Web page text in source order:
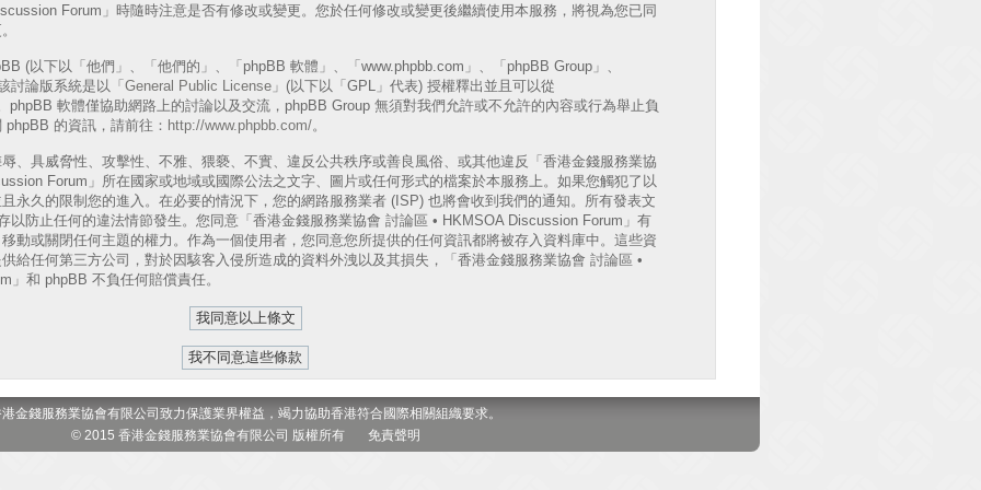
Forum」時隨時注意是否有修改或變更。您於任何修改或變更後繼續使用本服務，將視為您已同
(以下以「他們」、「他們的」、「phpBB 軟體」、「www.phpbb.com」、「phpBB Group」、
討論版系統是以「 General Public License」(以下以「GPL」代表) 授權釋出並且可以從
phpBB 軟體僅協助網路上的討論以及交流，phpBB Group 無須對我們允許或不允許的內容或行為舉止負
的資訊，請前往： http://www.phpbb.com/。
、具威脅性、攻擊性、不雅、猥褻、不實、違反公共秩序或善良風俗、或其他違反「香港金錢服務業協
Forum」所在國家或地域或國際公法之文字、圖片或任何形式的檔案於本服務上。如果您觸犯了以
永久的限制您的進入。在必要的情況下，您的網路服務業者 (ISP) 也將會收到我們的通知。所有發表文
以防止任何的違法情節發生。您同意「香港金錢服務業協會 討論區 • HKMSOA Discussion Forum」有
動或關閉任何主題的權力。作為一個使用者，您同意您所提供的任何資訊都將被存入資料庫中。這些資
給任何第三方公司，對於因駭客入侵所造成的資料外洩以及其損失，「香港金錢服務業協會 討論區 •
」和 phpBB 不負任何賠償責任。
金錢服務業協會有限公司致力保護業界權益，竭力協助香港符合國際相關組織要求。
© 2015 香港金錢服務業協會有限公司 版權所有 免責聲明